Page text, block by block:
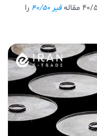
قیر 40/50
را